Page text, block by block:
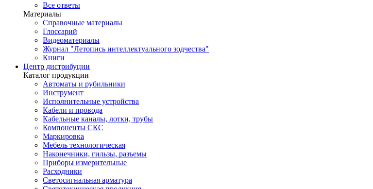
Все ответы
Материалы
Справочные материалы
Глоссарий
Видеоматериалы
Журнал "Летопись интеллектуального зодчества"
Книги
Центр дистрибуции
Каталог продукции
Автоматы и рубильники
Инструмент
Исполнительные устройства
Кабели и провода
Кабельные каналы, лотки, трубы
Компоненты СКС
Маркировка
Мебель технологическая
Наконечники, гильзы, разъемы
Приборы измерительные
Расходники
Светосигнальная арматура